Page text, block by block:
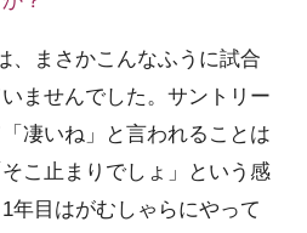
、まさかこんなふうに試合
ませんでした。サントリー
凄いね」と言われることは
こ止まりでしょ」という感
年目はがむしゃらにやって